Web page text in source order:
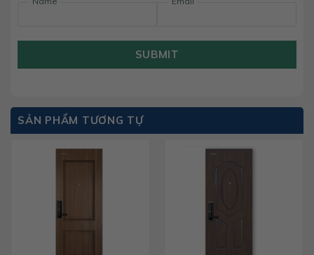
SUBMIT
SẢN PHẨM TƯƠNG TỰ